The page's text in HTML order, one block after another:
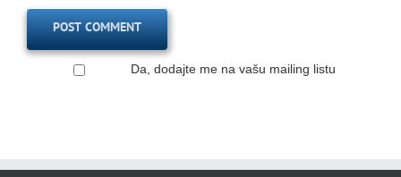
Da, dodajte me na vašu mailing listu